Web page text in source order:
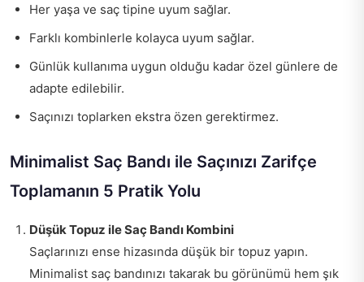
Her yaşa ve saç tipine uyum sağlar.
Farklı kombinlerle kolayca uyum sağlar.
Günlük kullanıma uygun olduğu kadar özel günlere de
adapte edilebilir.
Saçınızı toplarken ekstra özen gerektirmez.
Minimalist Saç Bandı ile Saçınızı Zarifçe
Toplamanın 5 Pratik Yolu
Düşük Topuz ile Saç Bandı Kombini
Saçlarınızı ense hizasında düşük bir topuz yapın.
Minimalist saç bandınızı takarak bu görünümü hem şık